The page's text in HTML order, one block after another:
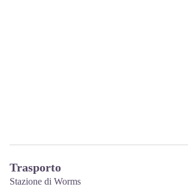
Trasporto
Stazione di Worms